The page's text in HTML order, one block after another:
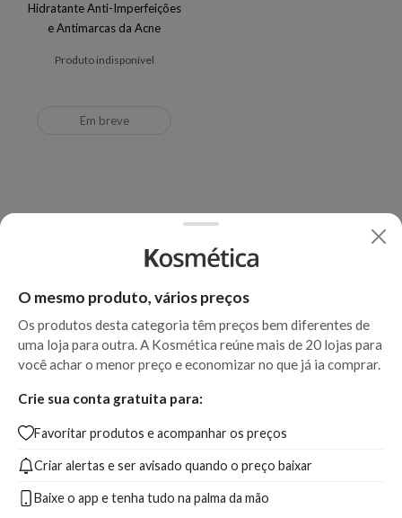
Hidratante Anti-Imperfeições
e Antimarcas da Acne
Produto indisponível
Em breve
O mesmo produto, vários preços
Os produtos desta categoria têm preços bem diferentes de
uma loja para outra. A Kosmética reúne mais de 20 lojas para
você achar o menor preço e economizar no que já ia comprar.
Crie sua conta gratuita para:
Favoritar produtos e acompanhar os preços
Criar alertas e ser avisado quando o preço baixar
Baixe o app e tenha tudo na palma da mão